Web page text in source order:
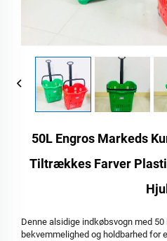
50L Engros Markeds
Tiltrækkes Farver
Hjul
Denne alsidige indkøbsvogn med
bekvemmelighed og holdbarhed for